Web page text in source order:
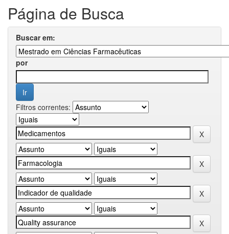
Página de Busca
Buscar em:
por
Filtros correntes: